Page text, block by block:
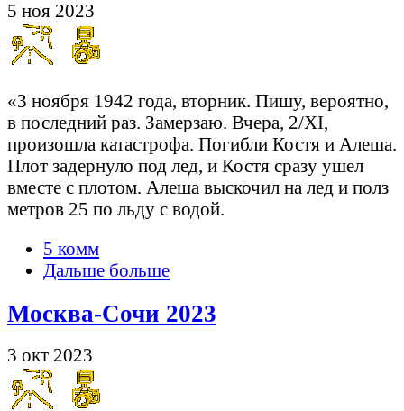
5 ноя 2023
«3 ноября 1942 года, вторник. Пишу, вероятно,
в последний раз. Замерзаю. Вчера, 2/XI,
произошла катастрофа. Погибли Костя и Алеша.
Плот задернуло под лед, и Костя сразу ушел
вместе с плотом. Алеша выскочил на лед и полз
метров 25 по льду с водой.
5 комм
Дальше больше
Москва-Сочи 2023
3 окт 2023